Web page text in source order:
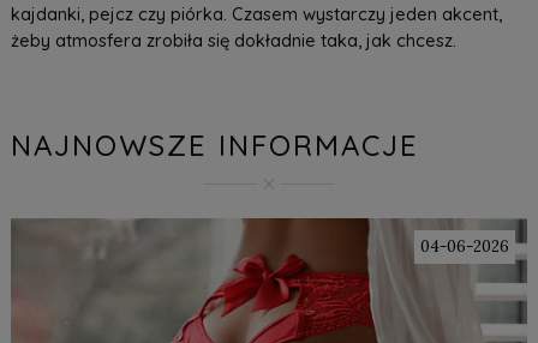
kajdanki, pejcz czy piórka. Czasem wystarczy jeden akcent,
żeby atmosfera zrobiła się dokładnie taka, jak chcesz.
NAJNOWSZE INFORMACJE
04-06-2026